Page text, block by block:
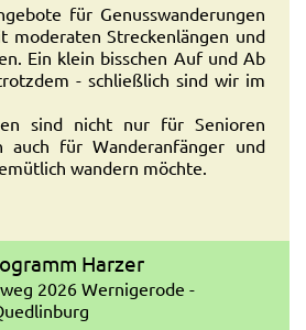
für Genusswanderungen
moderaten Streckenlängen und
Ein klein bisschen Auf und Ab
- schließlich sind wir im
sind nicht nur für Senioren
auch für Wanderanfänger und
wandern möchte.
Harzer
2026 Wernigerode -